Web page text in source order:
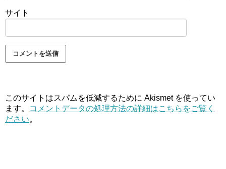
サイト
このサイトはスパムを低減するために Akismet を使ってい
ます。
コメントデータの処理方法の詳細はこちらをご覧く
ださい。